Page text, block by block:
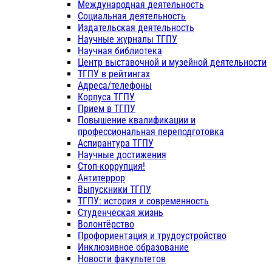
Международная деятельность
Социальная деятельность
Издательская деятельность
Научные журналы ТГПУ
Научная библиотека
Центр выставочной и музейной деятельности
ТГПУ в рейтингах
Адреса/телефоны
Корпуса ТГПУ
Прием в ТГПУ
Повышение квалификации и
профессиональная переподготовка
Аспирантура ТГПУ
Научные достижения
Стоп-коррупция!
Антитеррор
Выпускники ТГПУ
ТГПУ: история и современность
Студенческая жизнь
Волонтёрство
Профориентация и трудоустройство
Инклюзивное образование
Новости факультетов